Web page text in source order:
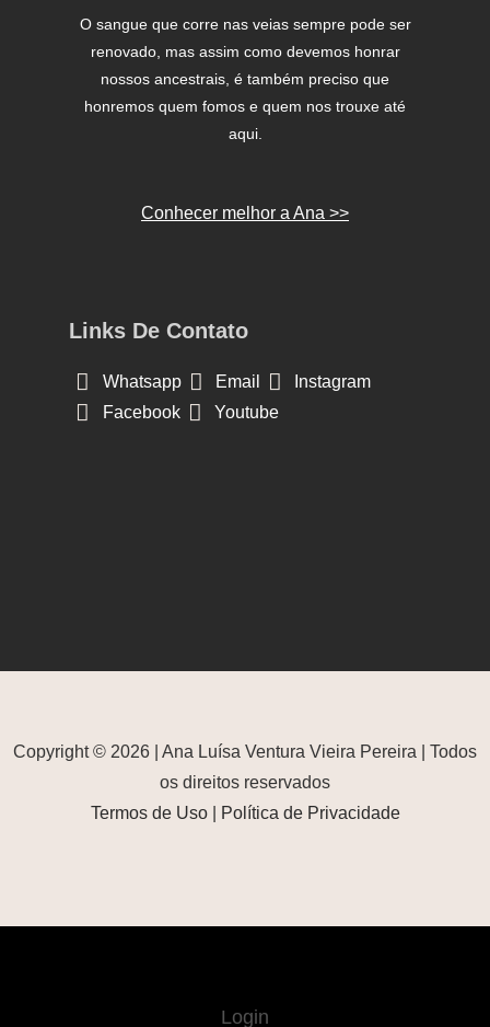
O sangue que corre nas veias sempre pode ser
renovado, mas assim como devemos honrar
nossos ancestrais, é também preciso que
honremos quem fomos e quem nos trouxe até
aqui.
Conhecer melhor a Ana >>
Links De Contato
Whatsapp Email
Instagram
Facebook
Youtube
Copyright © 2026 | Ana Luísa Ventura Vieira Pereira | Todos
os direitos reservados
Termos de Uso| Política de Privacidade
Login